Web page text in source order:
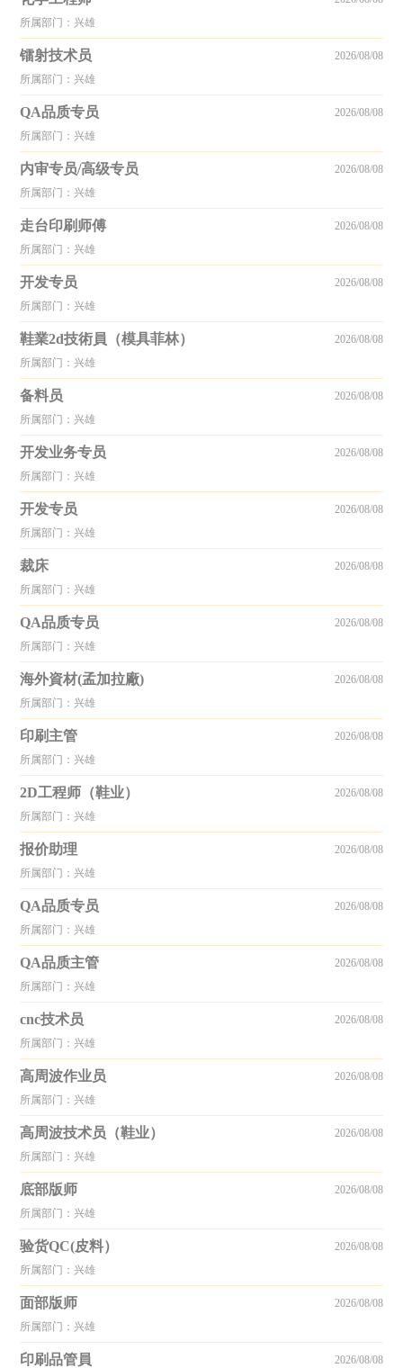
所属部门：兴雄
镭射技术员
所属部门：兴雄
2026/08/08
QA品质专员
所属部门：兴雄
2026/08/08
内审专员/高级专员
所属部门：兴雄
2026/08/08
走台印刷师傅
所属部门：兴雄
2026/08/08
开发专员
所属部门：兴雄
2026/08/08
鞋業2d技術員（模具菲林）
所属部门：兴雄
2026/08/08
备料员
所属部门：兴雄
2026/08/08
开发业务专员
所属部门：兴雄
2026/08/08
开发专员
所属部门：兴雄
2026/08/08
裁床
所属部门：兴雄
2026/08/08
QA品质专员
所属部门：兴雄
2026/08/08
海外資材(孟加拉廠)
所属部门：兴雄
2026/08/08
印刷主管
所属部门：兴雄
2026/08/08
2D工程师（鞋业）
所属部门：兴雄
2026/08/08
报价助理
所属部门：兴雄
2026/08/08
QA品质专员
所属部门：兴雄
2026/08/08
QA品质主管
所属部门：兴雄
2026/08/08
cnc技术员
所属部门：兴雄
2026/08/08
高周波作业员
所属部门：兴雄
2026/08/08
高周波技术员（鞋业）
所属部门：兴雄
2026/08/08
底部版师
所属部门：兴雄
2026/08/08
验货QC(皮料）
所属部门：兴雄
2026/08/08
面部版师
所属部门：兴雄
2026/08/08
印刷品管員 2026/08/08